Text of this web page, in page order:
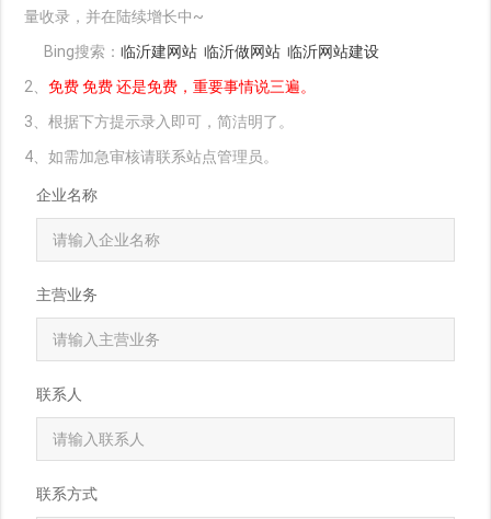
量收录，并在陆续增长中~
Bing搜索：临沂建网站 临沂做网站 临沂网站建设
2、免费 免费 还是免费，重要事情说三遍。
3、根据下方提示录入即可，简洁明了。
4、如需加急审核请联系站点管理员。
企业名称
主营业务
联系人
联系方式